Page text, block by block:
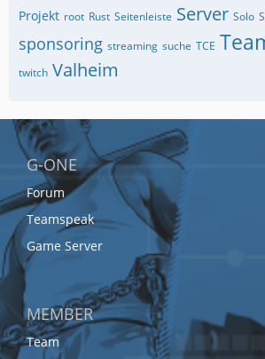
Projekt root Rust Seitenleiste Server Solo
sponsoring streaming suche TCE
twitch Valheim
G-ONE
Forum
Teamspeak
Game Server
MEMBER
Team